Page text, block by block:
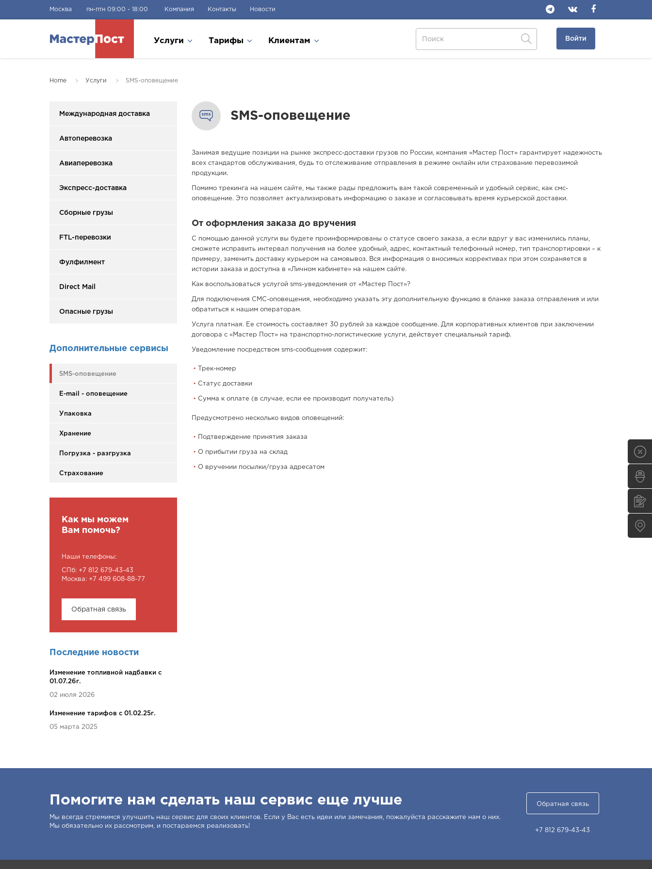
Москва пн-птн 09:00 - 18:00 Компания Контакты Новости
Услуги Тарифы Клиентам Войти
Home Услуги SMS-оповещение
Международная доставка
Автоперевозка
Авиаперевозка
Экспресс-доставка
Сборные грузы
FTL-перевозки
Фулфилмент
Direct Mail
Опасные грузы
Дополнительные сервисы
SMS-оповещение
E-mail - оповещение
Упаковка
Хранение
Погрузка - разгрузка
Страхование
Как мы можем
Вам помочь?
Наши телефоны:
СПб: +7 812 679-43-43
Москва: +7 499 608-88-77
Обратная связь
Последние новости
Изменение топливной надбавки c
01.07.26г.
02 июля 2026
Изменение тарифов c 01.02.25г.
05 марта 2025
SMS-оповещение
Занимая ведущие позиции на рынке экспресс-доставки грузов по России, компания «Мастер Пост» гарантирует надежность
всех стандартов обслуживания, будь то отслеживание отправления в режиме онлайн или страхование перевозимой
продукции.
Помимо трекинга на нашем сайте, мы также рады предложить вам такой современный и удобный сервис, как смс-
оповещение. Это позволяет актуализировать информацию о заказе и согласовывать время курьерской доставки.
От оформления заказа до вручения
С помощью данной услуги вы будете проинформированы о статусе своего заказа, а если вдруг у вас изменились планы,
сможете исправить интервал получения на более удобный, адрес, контактный телефонный номер, тип транспортировки – к
примеру, заменить доставку курьером на самовывоз. Вся информация о вносимых коррективах при этом сохраняется в
истории заказа и доступна в «Личном кабинете» на нашем сайте.
Как воспользоваться услугой sms-уведомления от «Мастер Пост»?
Для подключения СМС-оповещения, необходимо указать эту дополнительную функцию в бланке заказа отправления и или
обратиться к нашим операторам.
Услуга платная. Ее стоимость составляет 30 рублей за каждое сообщение. Для корпоративных клиентов при заключении
договора с «Мастер Пост» на транспортно-логистические услуги, действует специальный тариф.
Уведомление посредством sms-сообщения содержит:
Трек-номер
Статус доставки
Сумма к оплате (в случае, если ее производит получатель)
Предусмотрено несколько видов оповещений:
Подтверждение принятия заказа
О прибытии груза на склад
О вручении посылки/груза адресатом
Помогите нам сделать наш сервис еще лучше
Мы всегда стремимся улучшить наш сервис для своих клиентов. Если у Вас есть идеи или замечания, пожалуйста расскажите нам о них.
Мы обязательно их рассмотрим, и постараемся реализовать!
Обратная связь
+7 812 679-43-43